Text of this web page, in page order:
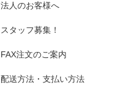
法人のお客様へ
スタッフ募集！
FAX注文のご案内
配送方法・支払い方法